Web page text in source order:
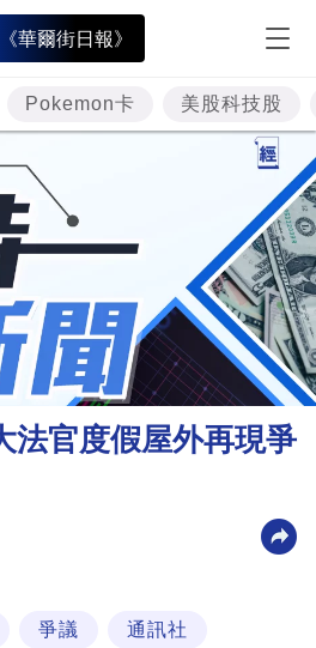
華爾街日報》
Pokemon卡 美股科技股
法官度假屋外再現爭
爭議 通訊社